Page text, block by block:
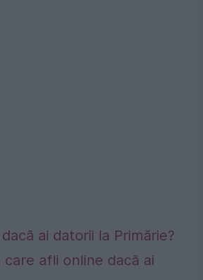
ai datorii la Primărie?
afli online dacă ai